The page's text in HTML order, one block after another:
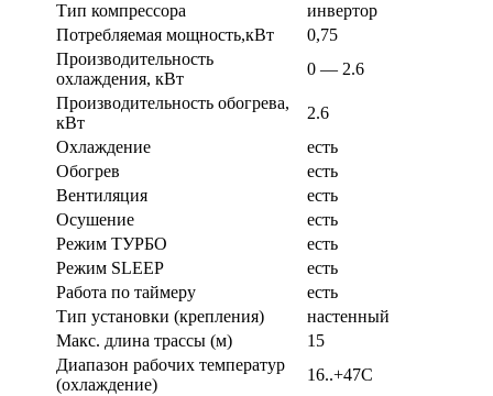
Тип компрессора
инвертор
Потребляемая мощность,кВт
0,75
Производительность
охлаждения, кВт
0 — 2.6
Производительность обогрева,
кВт
2.6
Охлаждение
есть
Обогрев
есть
Вентиляция
есть
Осушение
есть
Режим ТУРБО
есть
Режим SLEEP
есть
Работа по таймеру
есть
Тип установки (крепления)
настенный
Макс. длина трассы (м)
15
Диапазон рабочих температур
(охлаждение)
16..+47C